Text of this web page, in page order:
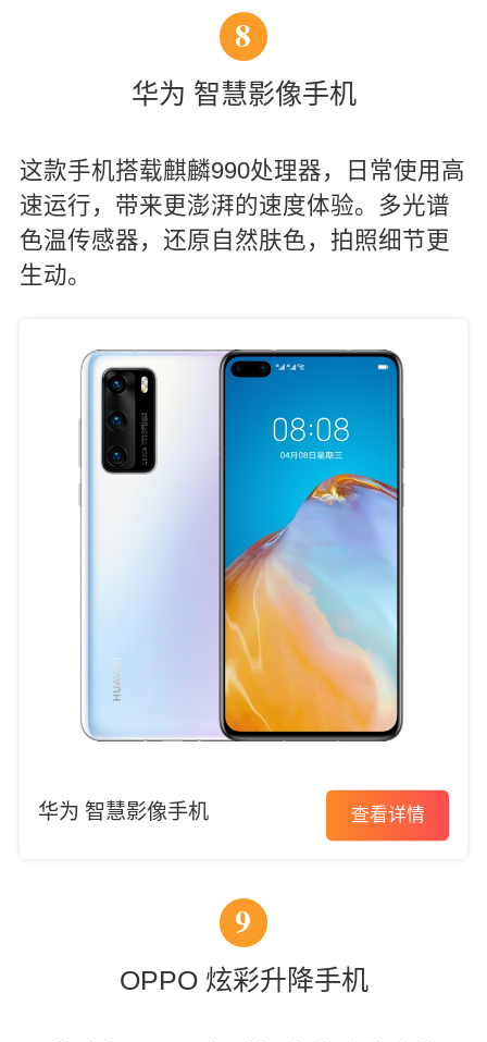
8
华为 智慧影像手机
这款手机搭载麒麟990处理器，日常使用高
速运行，带来更澎湃的速度体验。多光谱
色温传感器，还原自然肤色，拍照细节更
生动。
华为 智慧影像手机 查看详情
9
OPPO 炫彩升降手机